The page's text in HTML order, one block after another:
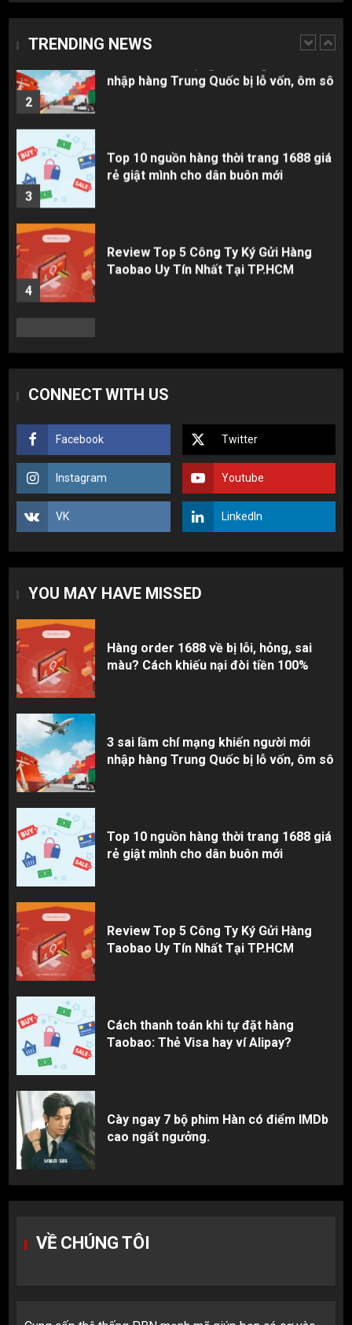
TRENDING NEWS
2
3 sai lầm chí mạng khiến người mới
nhập hàng Trung Quốc bị lỗ vốn, ôm sô
4
màu? Cách khiếu nại đòi tiền 100%
2
3 sai lầm chí mạng khiến người mới
nhập hàng Trung Quốc bị lỗ vốn, ôm sô
Top 10 nguồn hàng thời trang 1688 giá
rẻ giật mình cho dân buôn mới
CONNECT WITH US
Facebook Twitter
Instagram Youtube
VK LinkedIn
YOU MAY HAVE MISSED
Hàng order 1688 về bị lỗi, hỏng, sai
màu? Cách khiếu nại đòi tiền 100%
3 sai lầm chí mạng khiến người mới
nhập hàng Trung Quốc bị lỗ vốn, ôm sô
Top 10 nguồn hàng thời trang 1688 giá
rẻ giật mình cho dân buôn mới
Review Top 5 Công Ty Ký Gửi Hàng
Taobao Uy Tín Nhất Tại TP.HCM
Cách thanh toán khi tự đặt hàng
Taobao: Thẻ Visa hay ví Alipay?
Cày ngay 7 bộ phim Hàn có điểm IMDb
cao ngất ngưởng.
VỀ CHÚNG TÔI